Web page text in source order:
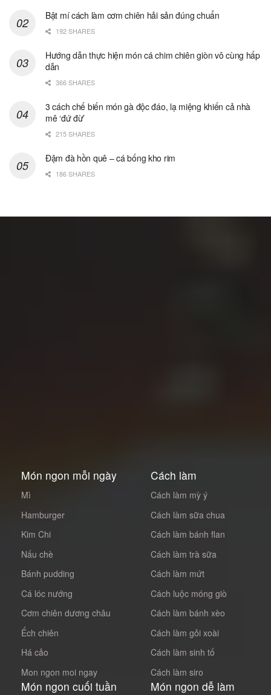
Bật mí cách làm cơm chiên hải sản đúng chuẩn
192 SHARES
Hướng dẫn thực hiện món cá chim chiên giòn vô cùng hấp
dẫn
366 SHARES
3 cách chế biến món gà độc đáo, lạ miệng khiến cả nhà
mê ‘đứ đừ’
215 SHARES
Đậm đà hồn quê – cá bống kho rim
186 SHARES
Món ngon mỗi ngày
Mì
Hamburger
Kim Chi
Nấu chè
Bánh pudding
Cá lóc nướng
Cơm chiên dương châu
Ếch chiên
Há cảo
Mon ngon moi ngay
Cách làm
Cách làm mỳ ý
Cách làm sữa chua
Cách làm bánh flan
Cách làm trà sữa
Cách làm mứt
Cách luộc móng giò
Cách làm bánh xèo
Cách làm gỏi xoài
Cách làm sinh tố
Cách làm siro
Món ngon cuối tuần Món ngon dễ làm